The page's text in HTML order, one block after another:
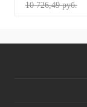
10 726,49 pуб.